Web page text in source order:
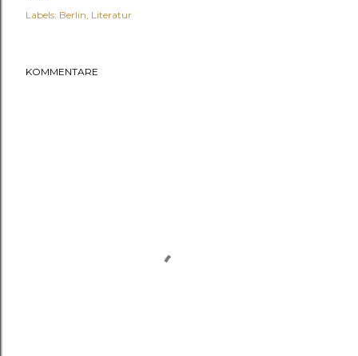
Labels: Berlin Literatur
KOMMENTARE